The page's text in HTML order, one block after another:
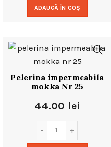
ADAUGĂ ÎN COȘ
Pelerina impermeabila
mokka Nr 25
44.00 lei